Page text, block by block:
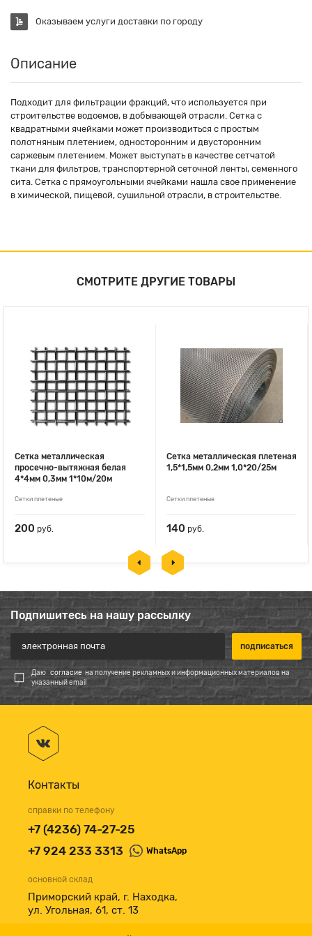
Оказываем услуги доставки по городу
Описание
Подходит для фильтрации фракций, что используется при
строительстве водоемов, в добывающей отрасли. Сетка с
квадратными ячейками может производиться с простым
полотняным плетением, односторонним и двусторонним
саржевым плетением. Может выступать в качестве сетчатой
ткани для фильтров, транспортерной сеточной ленты, семенного
сита. Сетка с прямоугольными ячейками нашла свое применение
в химической, пищевой, сушильной отрасли, в строительстве.
СМОТРИТЕ ДРУГИЕ ТОВАРЫ
Сетка металлическая
просечно-вытяжная белая
4*4мм 0,3мм 1*10м/20м
Сетки плетеные
200 руб.
Сетка металлическая плетеная
1,5*1,5мм 0,2мм 1,0*20/25м
Сетки плетеные
140 руб.
Подпишитесь на нашу рассылку
Даю согласие на получение рекламных и информационных материалов на
указанный email
Контакты
справки по телефону
+7 (4236) 74-27-25
+7 924 233 3313
WhatsApp
основной склад
Приморский край, г. Находка,
ул. Угольная, 61, ст. 13